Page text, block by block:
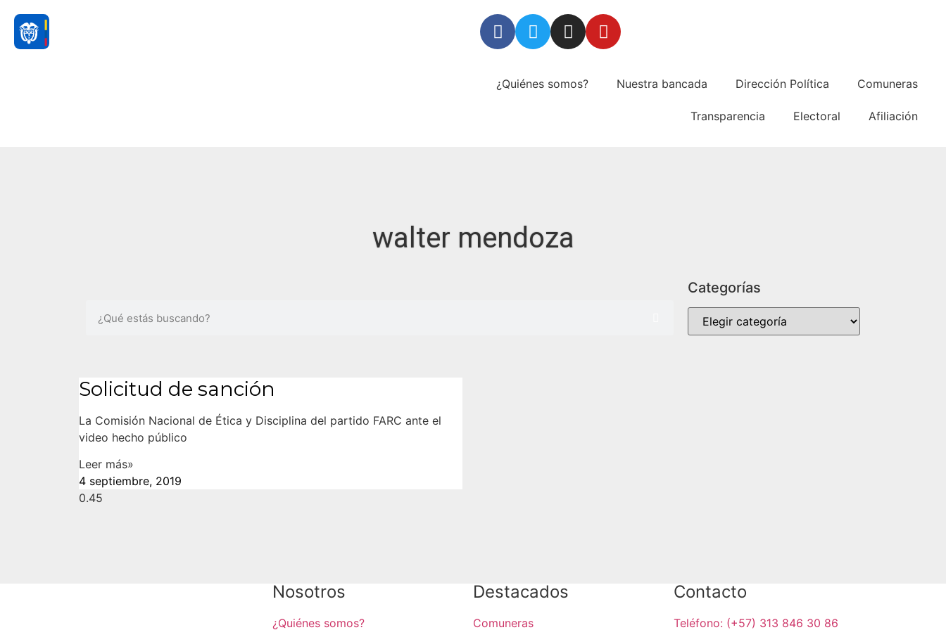
¿Quiénes somos? Nuestra bancada Dirección Política Comuneras
Transparencia Electoral Afiliación
walter mendoza
Categorías
Solicitud de sanción
La Comisión Nacional de Ética y Disciplina del partido FARC ante el
video hecho público
Leer más»
4 septiembre, 2019
Nosotros
¿Quiénes somos?
Destacados
Comuneras
Contacto
Teléfono: (+57) 313 846 30 86